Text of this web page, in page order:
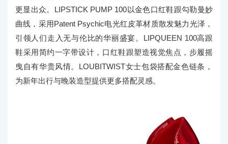
更显出众。LIPSTICK PUMP 100以金色口红鞋跟勾勒曼妙
曲线，采用Patent Psychic电光红皮革材质散发魅力光泽，
引领人们走入无与伦比的华丽盛宴。LIPQUEEN 100高跟
鞋采用简约一字带设计，口红鞋跟塑造视觉焦点，步履摇
曳自有华贵风情。LOUBITWIST女士包袋搭配金色链条，
为新年出行与晚装造型提供更多搭配灵感。